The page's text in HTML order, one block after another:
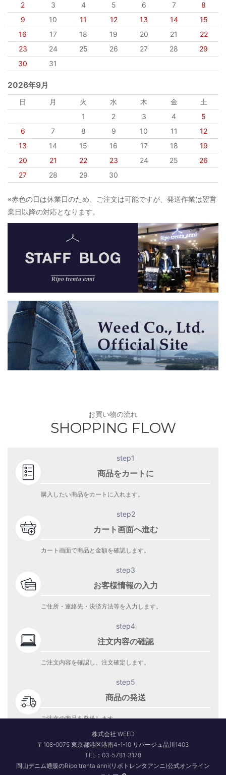
2
3 4 5 6 7
8
9
10 11 12 13 14
15
16
17 18 19 20 21
22
23
24 25 26 27 28
29
30
31
2026年9月
日 月 火 水 木 金
土
1
2 3 4
5
6
7 8 9 10 11
12
13
14 15 16 17 18
19
20
21 22 23 24 25
26
27
28 29 30
※赤色の日は休業日のため、ご注文は可能ですが、発送作業は翌営
業日以降の対応となります。
お買い物の流れ
SHOPPING FLOW
step1
商品をカートに
購入したい商品をカートに入れます。
step2
カート画面へ進む
カート画面で商品と金額を確認します。
step3
お客様情報の入力
ご住所・連絡先・決済方法等を入力します。
step4
注文内容の確認
ご注文内容を確認し、注文確定します。
step5
商品の発送
ご注文の商品を発送します。
株式会社 WEED
〒108-0075 東京都港区港南4-1-10 リバージュ品川1403
TEL：03-5781-3178
岡山デニム通販のRipo trenta anni(リポトレンタアンニ)公式オンライン